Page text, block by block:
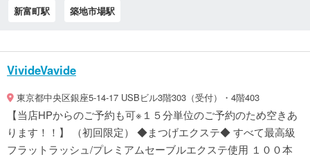
新富町駅 築地市場駅
VivideVavide
東京都中央区銀座5-14-17 USBビル3階303（受付）・4階403
【当店HPからのご予約も可※１５分単位のご予約のため空きあ
ります！！】 （初回限定） ◆まつげエクステ◆ すべて最高級
フラットラッシュ/プレミアムセーブルエクステ使用 １００本